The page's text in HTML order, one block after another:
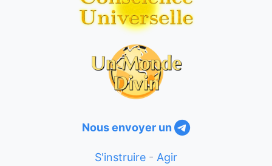
Nous envoyer un
S'instruire - Agir